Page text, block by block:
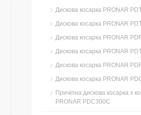
Дискова косарка PRONAR
Дискова косарка PRONAR
Дискова косарка PRONAR
Дискова косарка PRONAR
Дискова косарка PRONAR
Дискова косарка PRONAR
Причіпна дискова косарка з
PRONAR PDC300C